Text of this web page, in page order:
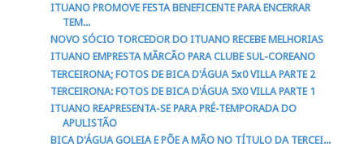
ITUANO PROMOVE FESTA BENEFICENTE PARA ENCERRAR
TEM...
NOVO SÓCIO TORCEDOR DO ITUANO RECEBE MELHORIAS
ITUANO EMPRESTA MÃRCÃO PARA CLUBE SUL-COREANO
TERCEIRONA; FOTOS DE BICA D'ÁGUA 5x0 VILLA PARTE 2
TERCEIRONA: FOTOS DE BICA D'ÁGUA 5X0 VILLA PARTE 1
ITUANO REAPRESENTA-SE PARA PRÉ-TEMPORADA DO
APULISTÃO
BICA D'ÁGUA GOLEIA E PÕE A MÃO NO TÍTULO DA TERCEI...